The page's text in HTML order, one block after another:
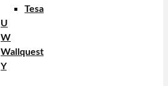
Tesa
U
W
Wallquest
Y